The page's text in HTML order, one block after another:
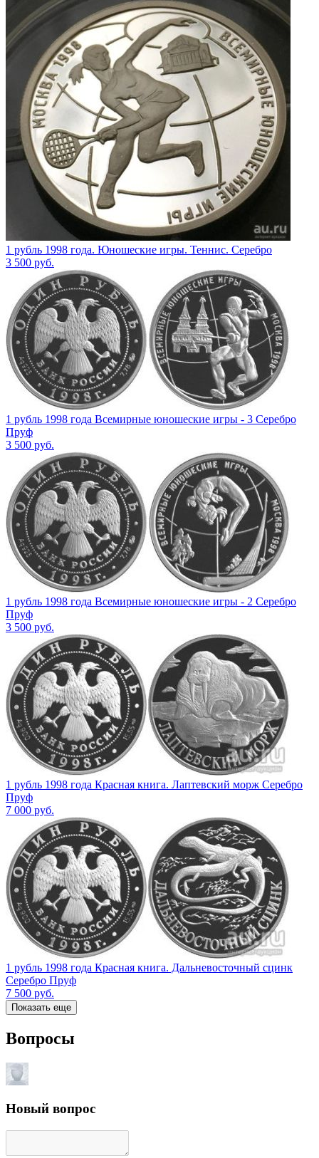
1 рубль 1998 года. Юношеские игры. Теннис. Серебро
3 500 руб.
1 рубль 1998 года Всемирные юношеские игры - 3 Серебро
Пруф
3 500 руб.
1 рубль 1998 года Всемирные юношеские игры - 2 Серебро
Пруф
3 500 руб.
1 рубль 1998 года Красная книга. Лаптевский морж Серебро
Пруф
7 000 руб.
1 рубль 1998 года Красная книга. Дальневосточный сцинк
Серебро Пруф
7 500 руб.
Показать еще
Вопросы
Новый вопрос